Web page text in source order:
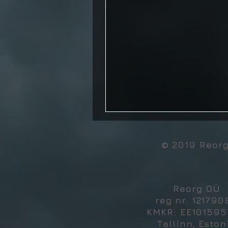
© 2019 Reorg
Reorg OÜ
reg nr.
KMKR:
Tallinn,